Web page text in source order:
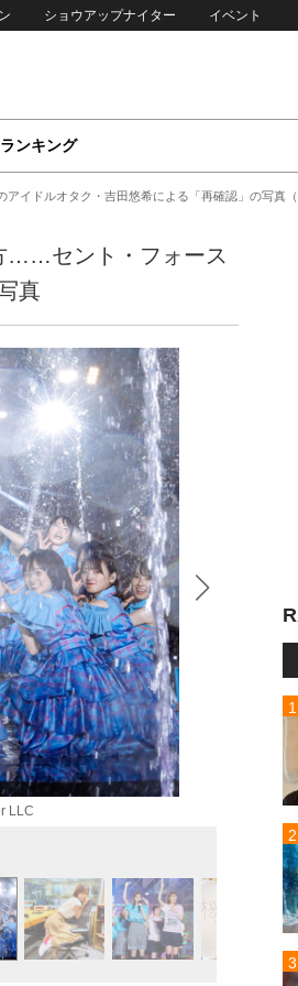
ショウアップナイター イベント
ランキング
アイドルオタク・吉田悠希による「再確認」の写真
……セント・フォース
真
LLC
メン